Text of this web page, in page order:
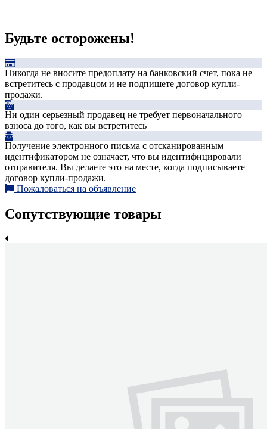
Будьте осторожены!
Никогда не вносите предоплату на банковский счет, пока не
встретитесь с продавцом и не подпишете договор купли-
продажи.
Ни один серьезный продавец не требует первоначального
взноса до того, как вы встретитесь
Получение электронного письма с отсканированным
идентификатором не означает, что вы идентифицировали
отправителя. Вы делаете это на месте, когда подписываете
договор купли-продажи.
Пожаловаться на объявление
Сопутствующие товары